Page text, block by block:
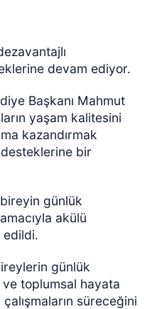
devam ediyor.
Başkanı Mahmut
yaşam kalitesini
kazandırmak
desteklerine bir
günlük
akülü
günlük
ve toplumsal hayata
süreceğini